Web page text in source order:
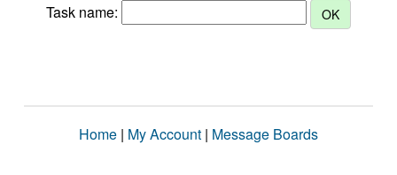
Task name:
Home | My Account | Message Boards